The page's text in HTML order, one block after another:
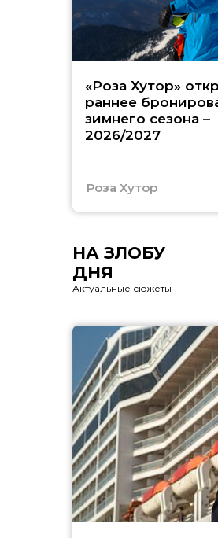
«Роза Хутор»
раннее
зимнего сезона –
2026/2027
Роза Хутор
НА ЗЛОБУ
ДНЯ
Актуальные сюжеты